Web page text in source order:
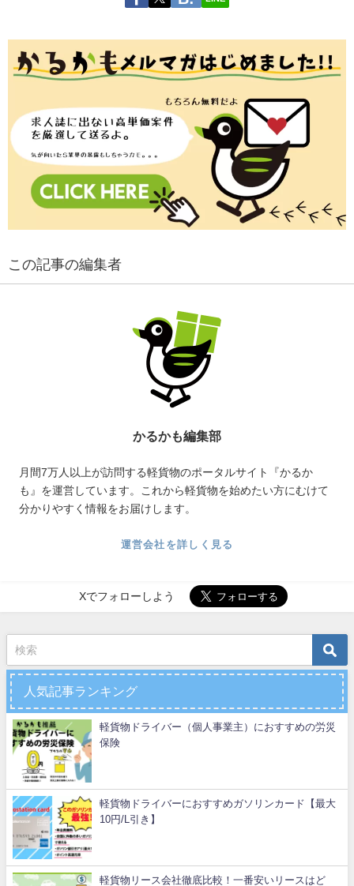
この記事の編集者
かるかも編集部
月間7万人以上が訪問する軽貨物のポータルサイト『かるか
も』を運営しています。これから軽貨物を始めたい方にむけて
分かりやすく情報をお届けします。
運営会社を詳しく見る
Xでフォローしよう
人気記事ランキング
軽貨物ドライバー（個人事業主）におすすめの労災
保険
軽貨物ドライバーにおすすめガソリンカード【最大
10円/L引き】
軽貨物リース会社徹底比較！一番安いリースはど